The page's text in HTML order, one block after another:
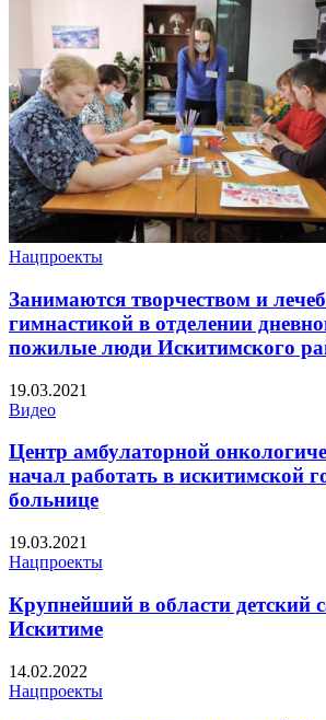
Нацпроекты
Занимаются творчеством и
гимнастикой в отделении
пожилые люди Искитимского
19.03.2021
Видео
Центр амбулаторной
начал работать в искитимской
больнице
19.03.2021
Нацпроекты
Крупнейший в области детский
Искитиме
14.02.2022
Нацпроекты